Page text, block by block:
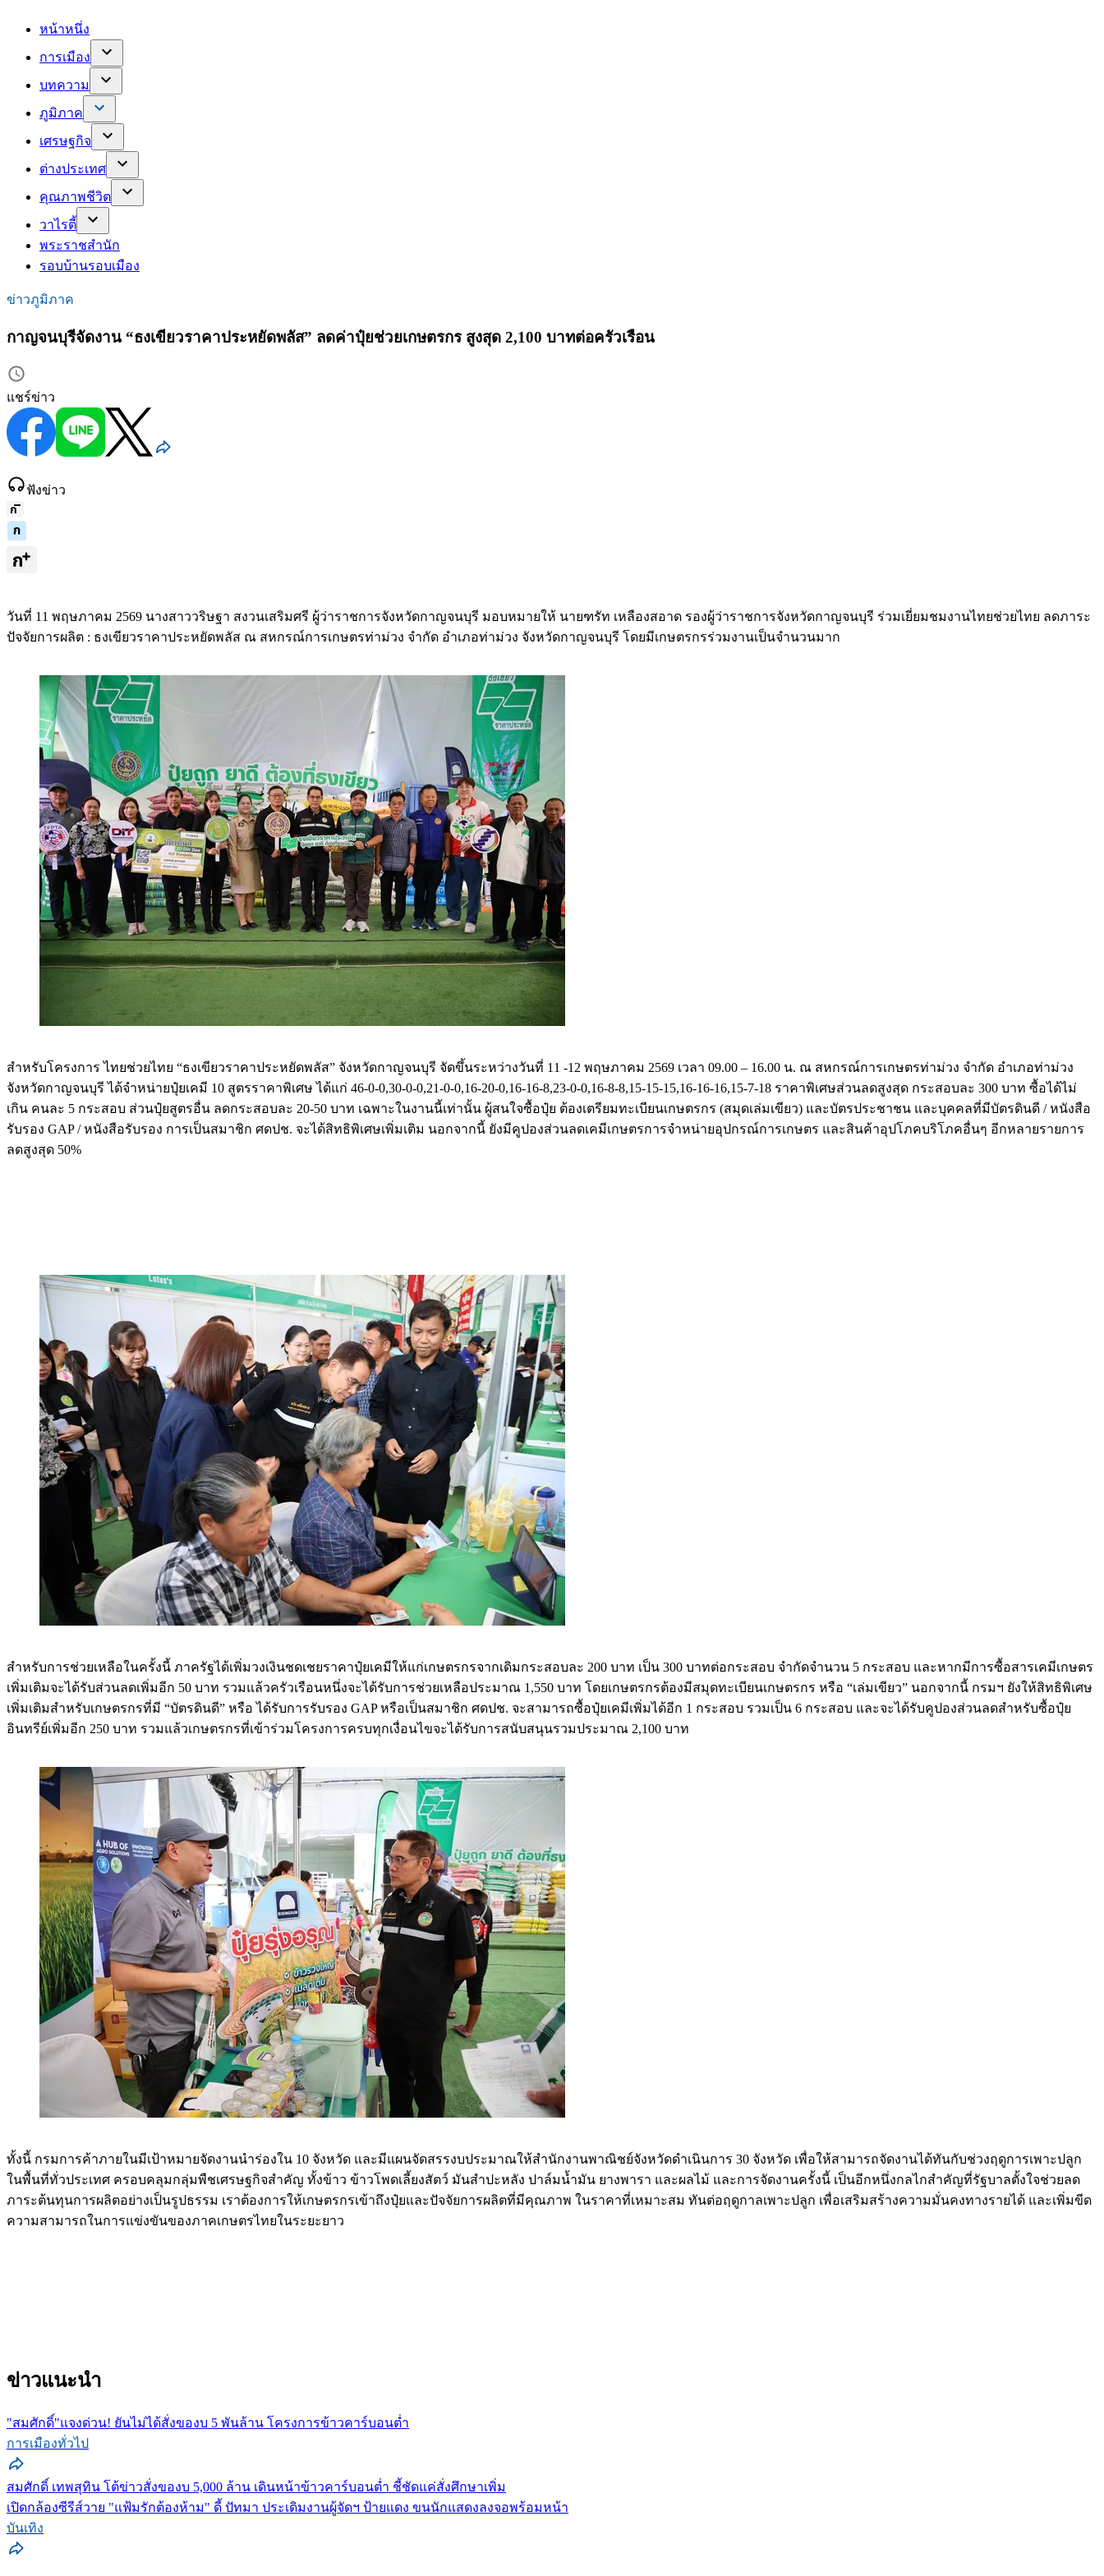
หน้าหนึ่ง
การเมือง
บทความ
ภูมิภาค
เศรษฐกิจ
ต่างประเทศ
คุณภาพชีวิต
วาไรตี้
พระราชสำนัก
รอบบ้านรอบเมือง
ข่าวภูมิภาค
กาญจนบุรีจัดงาน “ธงเขียวราคาประหยัดพลัส” ลดค่าปุ๋ยช่วยเกษตรกร สูงสุด 2,100 บาทต่อครัวเรือน
แชร์ข่าว
ฟังข่าว
วันที่ 11 พฤษภาคม 2569 นางสาววริษฐา สงวนเสริมศรี ผู้ว่าราชการจังหวัดกาญจนบุรี มอบหมายให้ นายฑรัท เหลืองสอาด รองผู้ว่าราชการจังหวัดกาญจนบุรี ร่วมเยี่ยมชมงานไทยช่วยไทย ลดภาระ
ปัจจัยการผลิต : ธงเขียวราคาประหยัดพลัส ณ สหกรณ์การเกษตรท่าม่วง จำกัด อำเภอท่าม่วง จังหวัดกาญจนบุรี โดยมีเกษตรกรร่วมงานเป็นจำนวนมาก
สำหรับโครงการ ไทยช่วยไทย “ธงเขียวราคาประหยัดพลัส” จังหวัดกาญจนบุรี จัดขึ้นระหว่างวันที่ 11 -12 พฤษภาคม 2569 เวลา 09.00 – 16.00 น. ณ สหกรณ์การเกษตรท่าม่วง จำกัด อำเภอท่าม่วง
จังหวัดกาญจนบุรี ได้จำหน่ายปุ๋ยเคมี 10 สูตรราคาพิเศษ ได้แก่ 46-0-0,30-0-0,21-0-0,16-20-0,16-16-8,23-0-0,16-8-8,15-15-15,16-16-16,15-7-18 ราคาพิเศษส่วนลดสูงสุด กระสอบละ 300 บาท ซื้อได้ไม่
เกิน คนละ 5 กระสอบ ส่วนปุ๋ยสูตรอื่น ลดกระสอบละ 20-50 บาท เฉพาะในงานนี้เท่านั้น ผู้สนใจซื้อปุ๋ย ต้องเตรียมทะเบียนเกษตรกร (สมุดเล่มเขียว) และบัตรประชาชน และบุคคลที่มีบัตรดินดี / หนังสือ
รับรอง GAP / หนังสือรับรอง การเป็นสมาชิก ศดปช. จะได้สิทธิพิเศษเพิ่มเติม นอกจากนี้ ยังมีคูปองส่วนลดเคมีเกษตรการจำหน่ายอุปกรณ์การเกษตร และสินค้าอุปโภคบริโภคอื่นๆ อีกหลายรายการ
ลดสูงสุด 50%
สำหรับการช่วยเหลือในครั้งนี้ ภาครัฐได้เพิ่มวงเงินชดเชยราคาปุ๋ยเคมีให้แก่เกษตรกรจากเดิมกระสอบละ 200 บาท เป็น 300 บาทต่อกระสอบ จำกัดจำนวน 5 กระสอบ และหากมีการซื้อสารเคมีเกษตร
เพิ่มเติมจะได้รับส่วนลดเพิ่มอีก 50 บาท รวมแล้วครัวเรือนหนึ่งจะได้รับการช่วยเหลือประมาณ 1,550 บาท โดยเกษตรกรต้องมีสมุดทะเบียนเกษตรกร หรือ “เล่มเขียว” นอกจากนี้ กรมฯ ยังให้สิทธิพิเศษ
เพิ่มเติมสำหรับเกษตรกรที่มี “บัตรดินดี” หรือ ได้รับการรับรอง GAP หรือเป็นสมาชิก ศดปช. จะสามารถซื้อปุ๋ยเคมีเพิ่มได้อีก 1 กระสอบ รวมเป็น 6 กระสอบ และจะได้รับคูปองส่วนลดสำหรับซื้อปุ๋ย
อินทรีย์เพิ่มอีก 250 บาท รวมแล้วเกษตรกรที่เข้าร่วมโครงการครบทุกเงื่อนไขจะได้รับการสนับสนุนรวมประมาณ 2,100 บาท
ทั้งนี้ กรมการค้าภายในมีเป้าหมายจัดงานนำร่องใน 10 จังหวัด และมีแผนจัดสรรงบประมาณให้สำนักงานพาณิชย์จังหวัดดำเนินการ 30 จังหวัด เพื่อให้สามารถจัดงานได้ทันกับช่วงฤดูการเพาะปลูก
ในพื้นที่ทั่วประเทศ ครอบคลุมกลุ่มพืชเศรษฐกิจสำคัญ ทั้งข้าว ข้าวโพดเลี้ยงสัตว์ มันสำปะหลัง ปาล์มน้ำมัน ยางพารา และผลไม้ และการจัดงานครั้งนี้ เป็นอีกหนึ่งกลไกสำคัญที่รัฐบาลตั้งใจช่วยลด
ภาระต้นทุนการผลิตอย่างเป็นรูปธรรม เราต้องการให้เกษตรกรเข้าถึงปุ๋ยและปัจจัยการผลิตที่มีคุณภาพ ในราคาที่เหมาะสม ทันต่อฤดูกาลเพาะปลูก เพื่อเสริมสร้างความมั่นคงทางรายได้ และเพิ่มขีด
ความสามารถในการแข่งขันของภาคเกษตรไทยในระยะยาว
ข่าวแนะนำ
"สมศักดิ์"แจงด่วน! ยันไม่ได้สั่งของบ 5 พันล้าน โครงการข้าวคาร์บอนต่ำ
การเมืองทั่วไป
สมศักดิ์ เทพสุทิน โต้ข่าวสั่งของบ 5,000 ล้าน เดินหน้าข้าวคาร์บอนต่ำ ชี้ชัดแค่สั่งศึกษาเพิ่ม
เปิดกล้องซีรีส์วาย "แฟ้มรักต้องห้าม" ดี้ ปัทมา ประเดิมงานผู้จัดฯ ป้ายแดง ขนนักแสดงลงจอพร้อมหน้า
บันเทิง